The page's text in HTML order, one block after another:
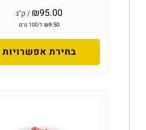
₪95.00 / ק"ג
₪9.50 ל-100 גרם
בחירת אפשרויות